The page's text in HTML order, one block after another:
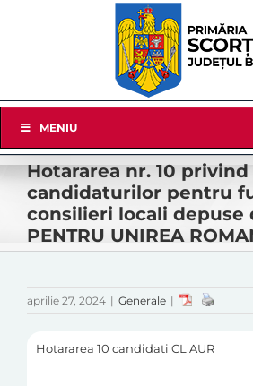
Navigation
MENIU
Hotararea nr. 10
candidaturilor pentru
consilieri locali depuse
PENTRU UNIREA
aprilie 27, 2024 | Generale |
Hotararea 10 candidati CL AUR